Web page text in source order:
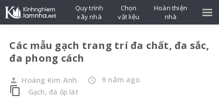
Các mẫu gạch trang trí đa chất, đa sắc,
đa phong cách
person Hoàng Kim Anh access_time 9 năm ago
content_copy Gạch, đá ốp lát
Quy trình
xây nhà
Chọn
vật liệu
Hoàn thiện
nhà